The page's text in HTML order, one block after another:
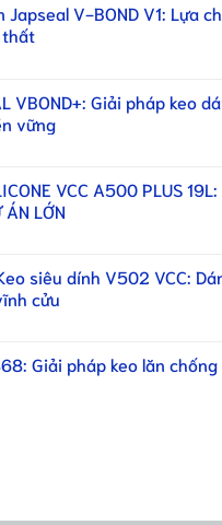
Japseal V-BOND V1: Lựa
thất
VBOND+: Giải pháp keo
vững
VCC A500 PLUS
ÁN LỚN
siêu dính V502 VCC:
cửu
Giải pháp keo lăn